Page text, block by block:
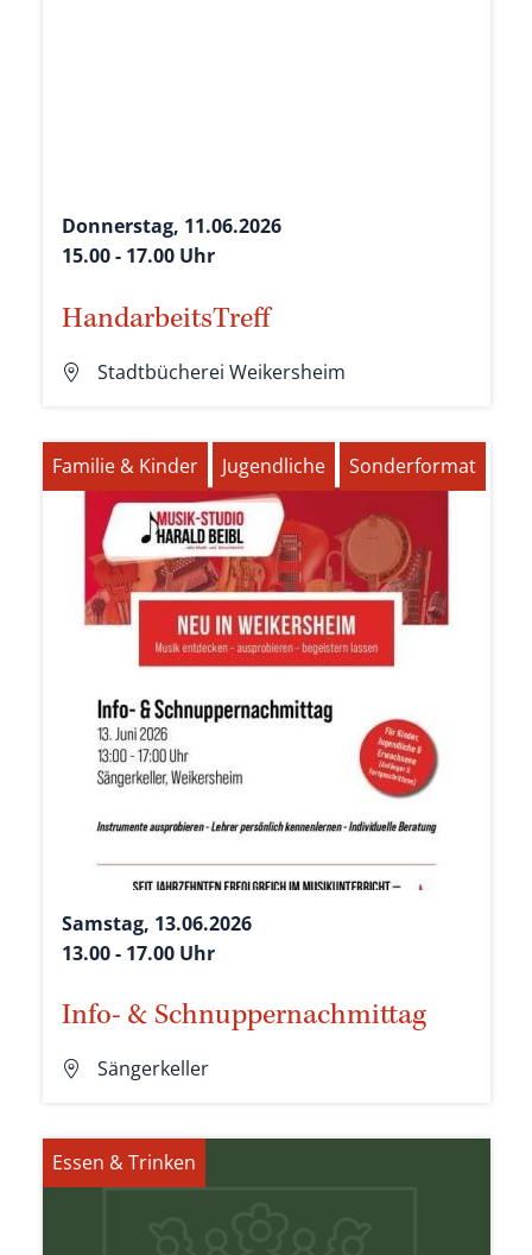
Donnerstag, 11.06.2026
15.00 - 17.00 Uhr
HandarbeitsTreff
Stadtbücherei Weikersheim
Familie & Kinder Jugendliche Sonderformat
Samstag, 13.06.2026
13.00 - 17.00 Uhr
Info- & Schnuppernachmittag
Sängerkeller
Essen & Trinken